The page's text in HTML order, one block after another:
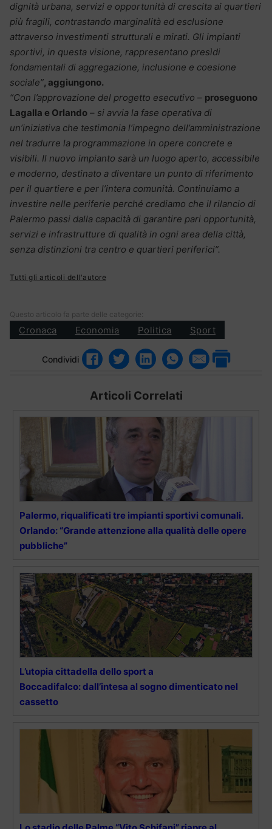
dignità urbana, servizi e opportunità di crescita ai quartieri
più fragili, contrastando marginalità ed esclusione
attraverso investimenti strutturali e mirati. Gli impianti
sportivi, in questa visione, rappresentano presìdi
fondamentali di aggregazione, inclusione e coesione
sociale”, aggiungono.
“Con l’approvazione del progetto esecutivo – proseguono
Lagalla e Orlando – si avvia la fase operativa di
un’iniziativa che testimonia l’impegno dell’amministrazione
nel tradurre la programmazione in opere concrete e
visibili. Il nuovo impianto sarà un luogo aperto, accessibile
e moderno, destinato a diventare un punto di riferimento
per il quartiere e per l’intera comunità. Continuiamo a
investire nelle periferie perché crediamo che il rilancio di
Palermo passi dalla capacità di garantire pari opportunità,
servizi e infrastrutture di qualità in ogni area della città,
senza distinzioni tra centro e quartieri periferici”.
Tutti gli articoli dell'autore
Questo articolo fa parte delle categorie:
Cronaca Economia Politica Sport
Condividi
Articoli Correlati
Palermo, riqualificati tre impianti sportivi comunali.
Orlando: “Grande attenzione alla qualità delle opere
pubbliche”
L’utopia cittadella dello sport a
Boccadifalco: dall’intesa al sogno dimenticato nel
cassetto